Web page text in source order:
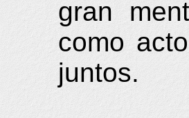
gran
como
juntos.